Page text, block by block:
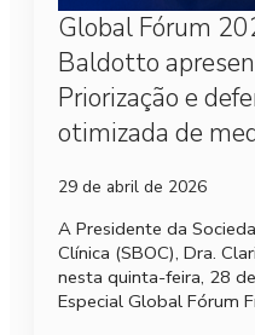
Global Fórum
Baldotto
Priorização e
otimizada de
29 de abril de 2026
A Presidente da
Clínica (SBOC), Dra.
nesta quinta-feira, 28
Especial Global Fórum